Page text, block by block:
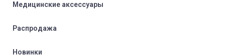
Медицинские аксессуары
Распродажа
Новинки